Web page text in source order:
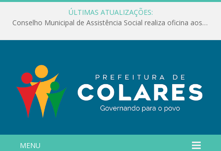
ÚLTIMAS ATUALIZAÇÕES:
Conselho Municipal de Assistência Social realiza oficina aos servidores
MENU